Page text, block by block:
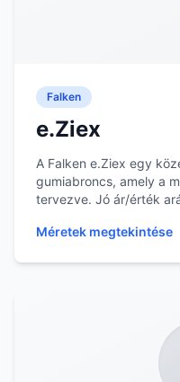
Falken
e.Ziex
A Falken e.Ziex egy
gumiabroncs, amely a
tervezve. Jó ár/érték
Méretek megtekintése